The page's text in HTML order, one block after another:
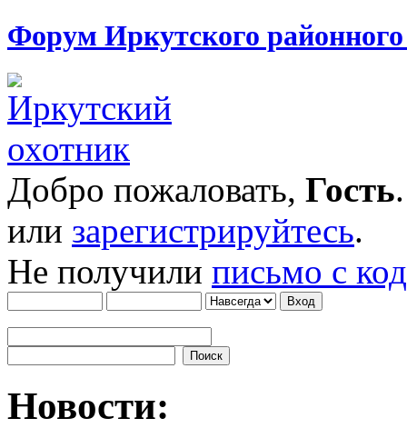
Форум Иркутского
Добро пожаловать, Гость
или зарегистрируйтесь.
Не получили письмо с
Новости: